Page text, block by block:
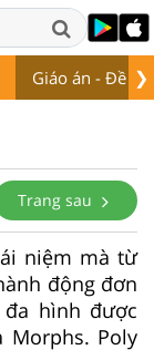
❯
Giáo án - Đề thi
Trang sau
niệm mà từ
động đơn
hình được
Poly